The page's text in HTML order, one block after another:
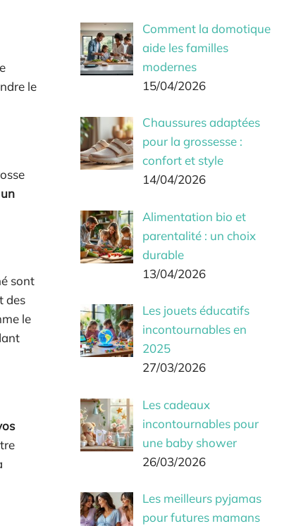
le
un
sont
des
le
Comment la domotique
aide les familles
modernes
15/04/2026
Chaussures adaptées
pour la grossesse :
confort et style
14/04/2026
Alimentation bio et
parentalité : un choix
durable
13/04/2026
Les jouets éducatifs
incontournables en
2025
27/03/2026
Les cadeaux
incontournables pour
une baby shower
26/03/2026
Les meilleurs pyjamas
pour futures mamans